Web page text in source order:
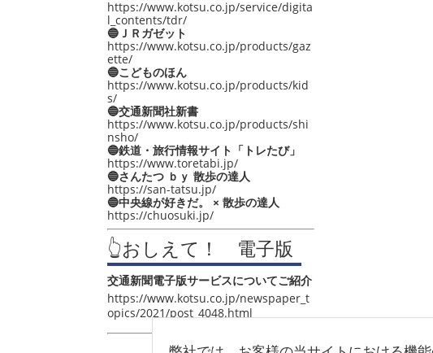
https://www.kotsu.co.jp/service/digita
l_contents/tdr/
🔵ＪＲガゼット
https://www.kotsu.co.jp/products/gaz
ette/
🔵こどものほん
https://www.kotsu.co.jp/products/kid
s/
🔵交通新聞社新書
https://www.kotsu.co.jp/products/shi
nsho/
🔵鉄道・旅行情報サイト「トレたび」
https://www.toretabi.jp/
🔵さんたつ ｂｙ 散歩の達人
https://san-tatsu.jp/
🔵中央線が好きだ。 × 散歩の達人
https://chuosuki.jp/
👆おしえて！ 電子版
交通新聞電子版サービスについてご紹介
https://www.kotsu.co.jp/newspaper_t
opics/2021/post_4048.html